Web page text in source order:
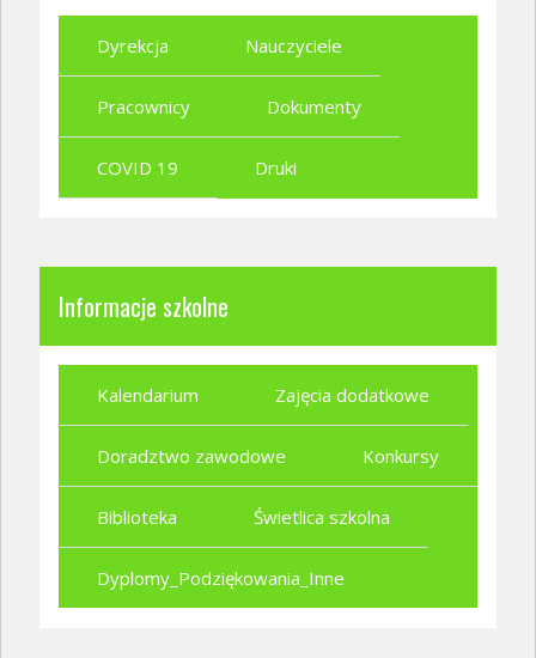
Dyrekcja Nauczyciele
Pracownicy Dokumenty
COVID 19 Druki
Informacje szkolne
Kalendarium Zajęcia dodatkowe
Doradztwo zawodowe Konkursy
Biblioteka Świetlica szkolna
Dyplomy_Podziękowania_Inne